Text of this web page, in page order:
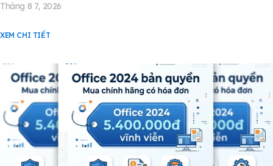
Tháng 8 7, 2026
XEM CHI TIẾT